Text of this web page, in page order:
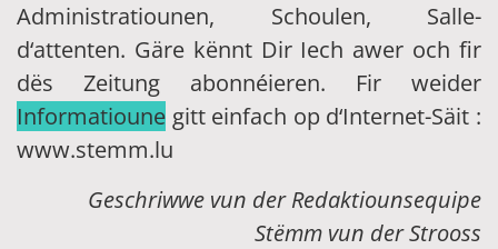
Administratiounen, Schoulen, Salle-
d‘attenten. Gäre kënnt Dir Iech awer och fir
dës Zeitung abonnéieren. Fir weider
Informatioune gitt einfach op d‘Internet-Säit :
www.stemm.lu
Geschriwwe vun der Redaktiounsequipe
Stëmm vun der Strooss